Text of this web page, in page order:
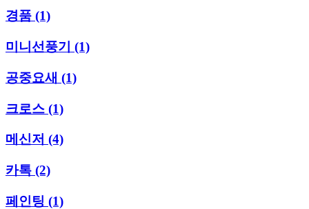
경품 (1)
미니선풍기 (1)
공중요새 (1)
크로스 (1)
메신저 (4)
카톡 (2)
페인팅 (1)